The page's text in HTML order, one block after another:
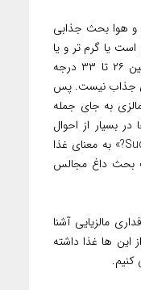
و هوا بحث جذابی
یا گرم تر و یا
داغ و به طور معمول نوسان دمای هوا بین ۲۶ تا ۳۳ درجه
جذاب نیست. پس
به جای جمله
بسیار از احوال
پرسی مان، آن ها از جمله «Sudah makan?» به معنای غذا
بحث داغ مجالس
مالزیایی آشنا
این ها غذا داشته
کنیم.